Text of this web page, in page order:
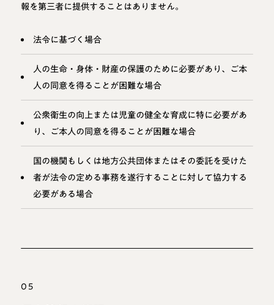
報を第三者に提供することはありません。
法令に基づく場合
人の生命・身体・財産の保護のために必要があり、ご本
人の同意を得ることが困難な場合
公衆衛生の向上または児童の健全な育成に特に必要があ
り、ご本人の同意を得ることが困難な場合
国の機関もしくは地方公共団体またはその委託を受けた
者が法令の定める事務を遂行することに対して協力する
必要がある場合
05